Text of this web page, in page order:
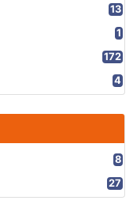
13
1
172
4
8
27